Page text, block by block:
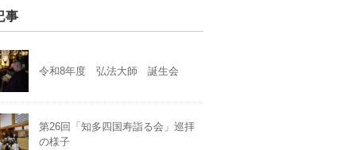
事
令和8年度 弘法大師 誕生会
第26回「知多四国寿詣る会」巡拝
の様子